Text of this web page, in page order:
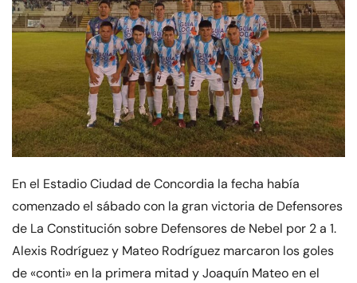
En el Estadio Ciudad de Concordia la fecha había
comenzado el sábado con la gran victoria de Defensores
de La Constitución sobre Defensores de Nebel por 2 a 1.
Alexis Rodríguez y Mateo Rodríguez marcaron los goles
de «conti» en la primera mitad y Joaquín Mateo en el